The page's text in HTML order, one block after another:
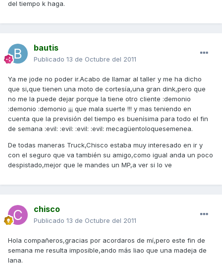
del tiempo k haga.
bautis
Publicado 13 de Octubre del 2011
Ya me jode no poder ir.Acabo de llamar al taller y me ha dicho
que si,que tienen una moto de cortesía,una gran dink,pero que
no me la puede dejar porque la tiene otro cliente :demonio
:demonio :demonio ¡¡¡ que mala suerte !!! y mas teniendo en
cuenta que la previsión del tiempo es buenísima para todo el fin
de semana :evil: :evil: :evil: :evil: mecagüentoloquesemenea.
De todas maneras Truck,Chisco estaba muy interesado en ir y
con el seguro que va también su amigo,como igual anda un poco
despistado,mejor que le mandes un MP,a ver si lo ve
chisco
Publicado 13 de Octubre del 2011
Hola compañeros,gracias por acordaros de mí,pero este fin de
semana me resulta imposible,ando más liao que una madeja de
lana.